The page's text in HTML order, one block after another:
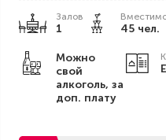
Залов
1 45 чел.
Можно
свой
алкоголь, за
доп. плату